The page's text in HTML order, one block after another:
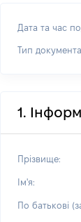
Дата та час
Тип
1.
Прізвище:
Ім'я:
По батькові